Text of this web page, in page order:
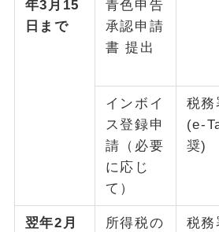
年3月15
日まで
青色申告
承認申請
書 提出
インボイ
ス登録申
請（必要
に応じ
て）
税務
(e-
奨)
翌年2月
所得税の
税務